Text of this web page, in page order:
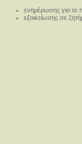
ενημέρωσης για το
εξοικείωσης σε